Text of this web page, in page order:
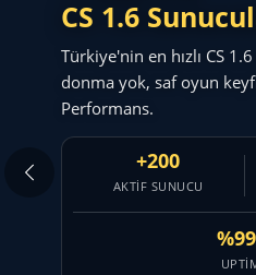
CS 1.6
Türkiye'nin en hızlı CS
donma yok, saf oyun
Performans.
+200
AKTIF SUNUCU